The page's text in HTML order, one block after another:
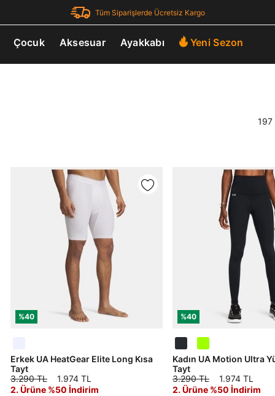
Tüm Siparişlerde Ücretsiz Kargo
Çocuk Aksesuar Ayakkabı Yeni Sezon
197
%40
Erkek UA HeatGear Elite Long Kısa
Tayt
3.290 TL
1.974 TL
2. Ürüne %50 İndirim
%40
Kadın UA Motion Ultra
Tayt
3.290 TL
1.974 TL
2. Ürüne %50 İndirim